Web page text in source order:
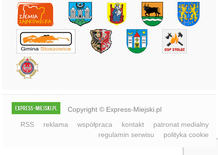
Copyright © Express-Miejski.pl
RSS
reklama współpraca kontakt
patronat medialny
regulamin serwisu
polityka cookie